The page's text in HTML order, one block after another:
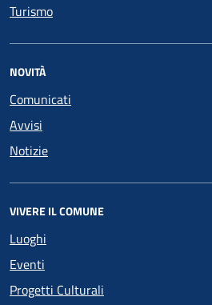
Turismo
NOVITÀ
Comunicati
Avvisi
Notizie
VIVERE IL COMUNE
Luoghi
Eventi
Progetti Culturali